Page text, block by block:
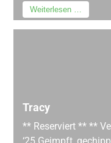
Weiterlesen …
Tracy
** Reserviert ** **
‘25 Geimpft,